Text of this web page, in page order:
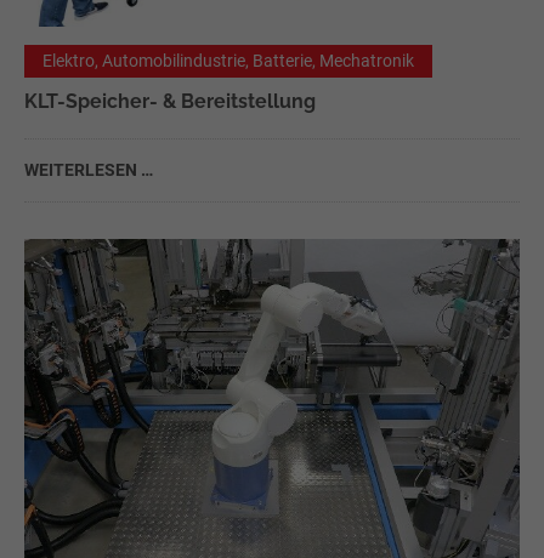
Elektro, Automobilindustrie, Batterie, Mechatronik
KLT-Speicher- & Bereitstellung
WEITERLESEN …